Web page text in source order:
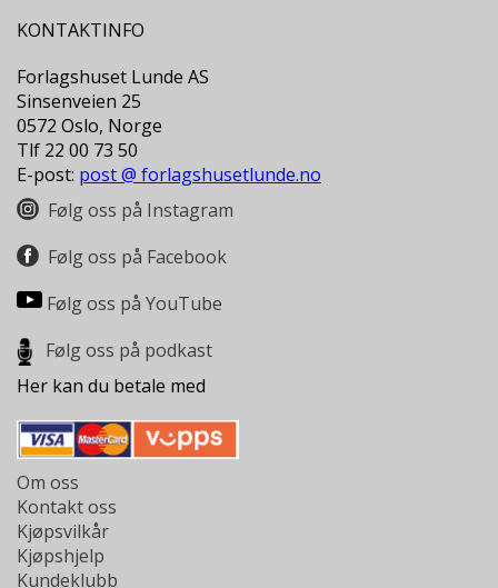
KONTAKTINFO
Forlagshuset Lunde AS
Sinsenveien 25
0572 Oslo, Norge
Tlf 22 00 73 50
E-post: post @ forlagshusetlunde.no
Følg oss på Instagram
Følg oss på Facebook
Følg oss på YouTube
Følg oss på podkast
Her kan du betale med
Om oss
Kontakt oss
Kjøpsvilkår
Kjøpshjelp
Kundeklubb